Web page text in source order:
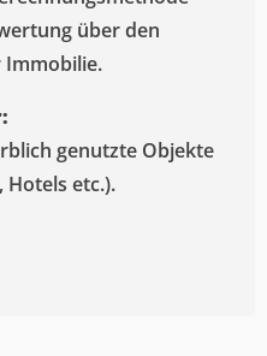
über den
Immobilie.
genutzte Objekte
etc.).